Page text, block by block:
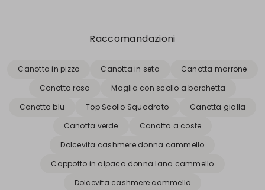
Raccomandazioni
Canotta in pizzo Canotta in seta
Canotta marrone
Canotta rosa
Maglia con scollo a barchetta
Canotta blu
Top Scollo Squadrato
Canotta gialla
Canotta verde
Canotta a coste
Dolcevita cashmere donna cammello
Cappotto in alpaca donna lana cammello
Dolcevita cashmere cammello